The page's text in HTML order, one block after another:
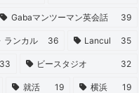
Gabaマンツーマン英会話 39
ランカル 36 Lancul 35
33 ビースタジオ 32
就活 19 横浜 19